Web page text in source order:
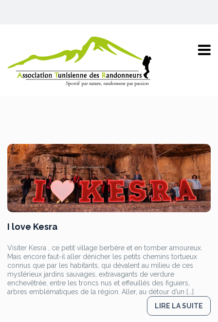
I love Kesra
Visiter Kesra , ce petit village berbère et en tomber amoureux.
Mais encore faut-il aller dénicher les petits chemins tortueux
connus que par les habitants, qui dévalent au milieu de ces
mystérieux jardins sauvages, extravagants de verdure
enchevêtrée, entre les troncs nus et effeuillés des figuiers,
arbres emblématiques de la région. Aller, au détour d’un [...]
LIRE LA SUITE